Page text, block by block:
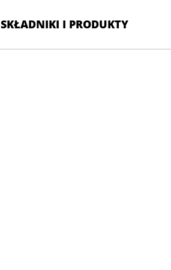
SKŁADNIKI I PRODUKTY